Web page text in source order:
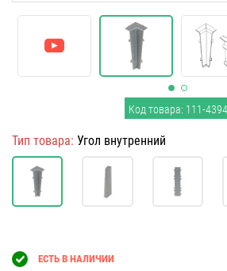
Код товара: 111-4394
Тип товара: Угол внутренний
ЕСТЬ В НАЛИЧИИ